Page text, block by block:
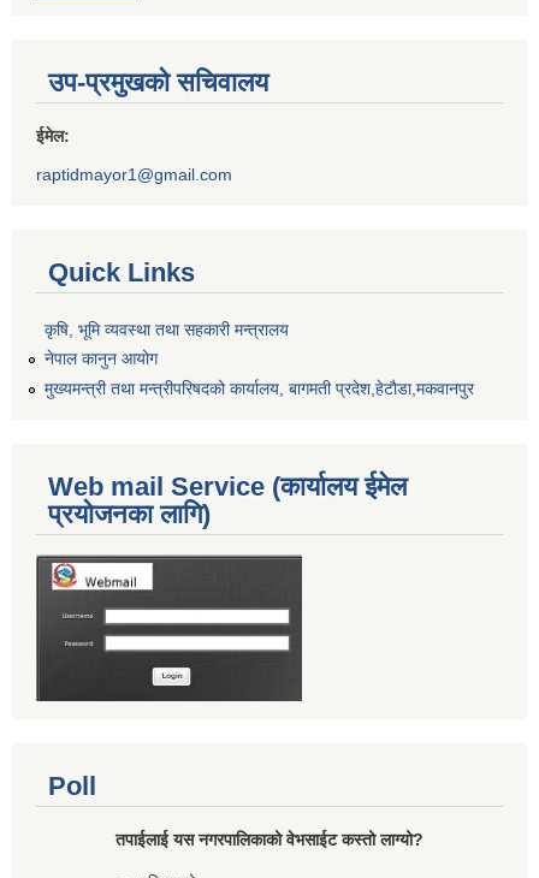
उप-प्रमुखको सचिवालय
ईमेल:
raptidmayor1@gmail.com
Quick Links
कृषि, भूमि व्यवस्था तथा सहकारी मन्त्रालय
नेपाल कानुन आयोग
मुख्यमन्त्री तथा मन्त्रीपरिषदको कार्यालय, बागमती प्रदेश,हेटाैडा,मकवानपुर
Web mail Service (कार्यालय ईमेल
प्रयोजनका लागि)
Poll
तपाईलाई यस नगरपालिकाको वेभसाईट कस्तो लाग्यो?